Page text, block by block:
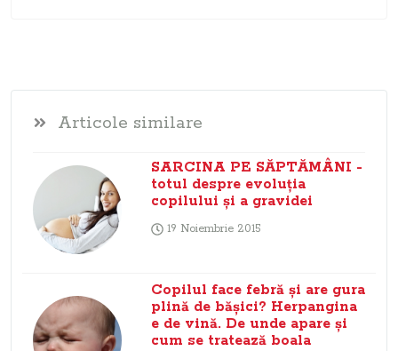
Articole similare
SARCINA PE SĂPTĂMÂNI -
totul despre evoluţia
copilului şi a gravidei
19 Noiembrie 2015
Copilul face febră şi are gura
plină de băşici? Herpangina
e de vină. De unde apare şi
cum se tratează boala